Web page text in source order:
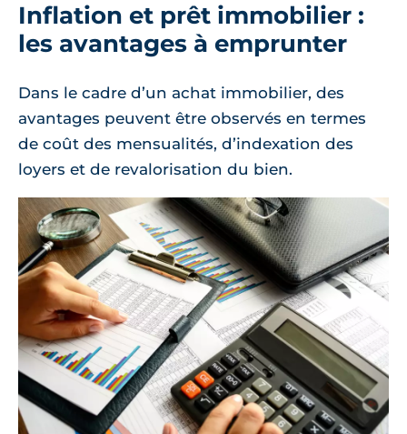
Inflation et prêt immobilier :
les avantages à emprunter
Dans le cadre d’un achat immobilier, des
avantages peuvent être observés en termes
de coût des mensualités, d’indexation des
loyers et de revalorisation du bien.